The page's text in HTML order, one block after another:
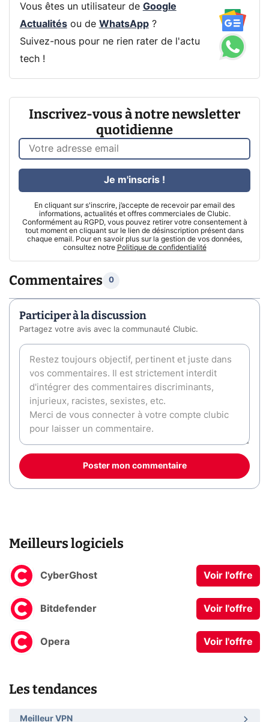
Vous êtes un utilisateur de Google
Actualitésou de WhatsApp?
Suivez-nous pour ne rien rater de l'actu
tech !
Inscrivez-vous à notre newsletter
quotidienne
En cliquant sur s'inscrire, j’accepte de recevoir par email des
informations, actualités et offres commerciales de Clubic.
Conformément au RGPD, vous pouvez retirer votre consentement à
tout moment en cliquant sur le lien de désinscription présent dans
chaque email. Pour en savoir plus sur la gestion de vos données,
consultez notre Politique de confidentialité
Je m'inscris !
Commentaires 0
Participer à la discussion
Partagez votre avis avec la communauté Clubic.
Poster mon commentaire
Meilleurs logiciels
CyberGhost Voir l'offre
Bitdefender Voir l'offre
Opera Voir l'offre
Les tendances
Meilleur VPN